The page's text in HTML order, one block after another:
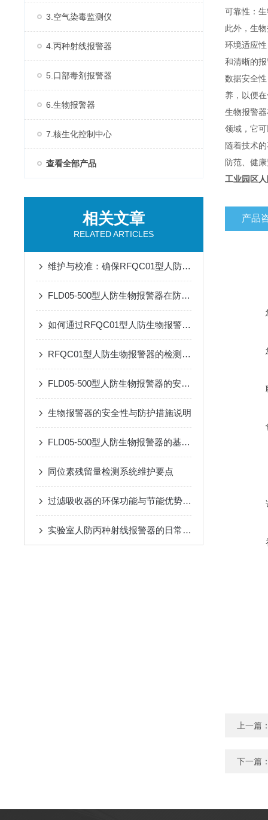
3.空气染毒监测仪
4.丙种射线报警器
5.口部毒剂报警器
6.生物报警器
7.核生化控制中心
查看全部产品
相关文章
RELATED ARTICLES
维护与校准：确保RFQC01型人防生物报警器长期有效
FLD05-500型人防生物报警器在防护中的关键作用
如何通过RFQC01型人防生物报警器提高应急防护能力？
RFQC01型人防生物报警器的检测精度与环境适应性分析
FLD05-500型人防生物报警器的安装与维护指南
生物报警器的安全性与防护措施说明
FLD05-500型人防生物报警器的基本原理、功能和在安全监控中的作用
同位素残留量检测系统维护要点
过滤吸收器的环保功能与节能优势概述
实验室人防丙种射线报警器的日常巡检应用工艺
可靠性：
此外，生
环境适应
和清晰的
数据安全
养，以便
生物报警
领域，它
随着技术
防范、健
工业园区
产品
上一篇
下一篇